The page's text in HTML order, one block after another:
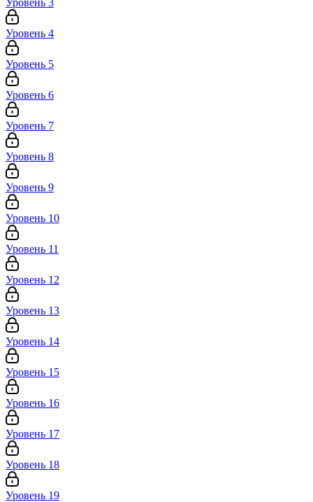
Уровень 4
Уровень 5
Уровень 6
Уровень 7
Уровень 8
Уровень 9
Уровень 10
Уровень 11
Уровень 12
Уровень 13
Уровень 14
Уровень 15
Уровень 16
Уровень 17
Уровень 18
Уровень 19